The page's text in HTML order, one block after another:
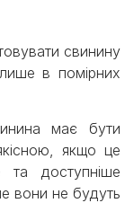
свинину
в помірних
має бути
якщо це
доступніше
вони не будуть